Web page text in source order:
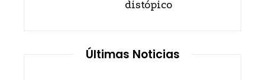
distópico
Últimas Noticias